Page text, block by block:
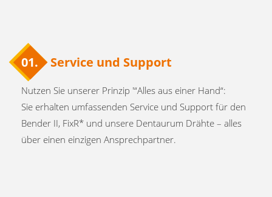
01. Service und Support
Nutzen Sie unserer Prinzip '“Alles aus einer Hand“:
Sie erhalten umfassenden Service und Support für den
Bender II, FixR* und unsere Dentaurum Drähte – alles
über einen einzigen Ansprechpartner.